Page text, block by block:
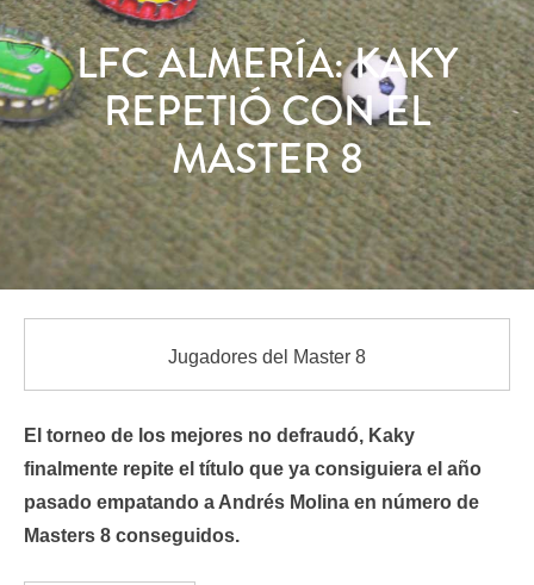
LFC ALMERÍA: KAKY
REPETIÓ CON EL
MASTER 8
Jugadores del Master 8
El torneo de los mejores no defraudó, Kaky
finalmente repite el título que ya consiguiera el año
pasado empatando a Andrés Molina en número de
Masters 8 conseguidos.